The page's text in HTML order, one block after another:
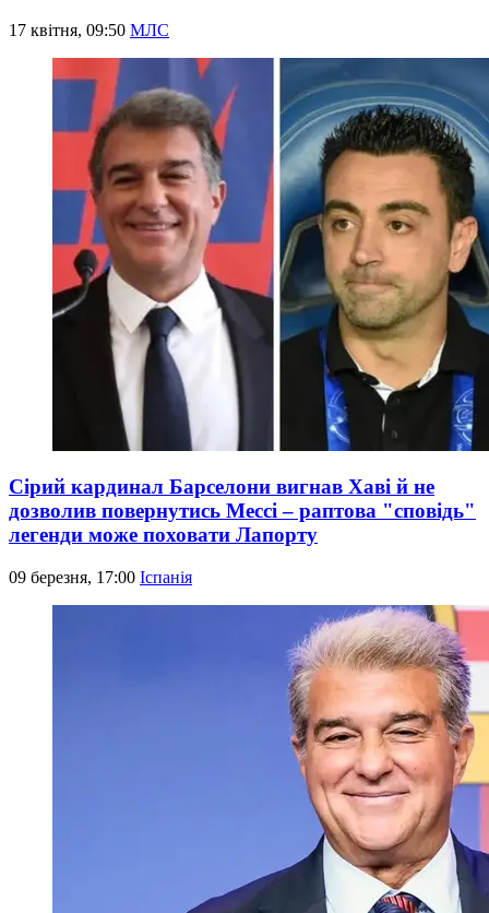
17 квітня, 09:50 МЛС
Сірий кардинал Барселони вигнав Хаві й не
дозволив повернутись Мессі – раптова "сповідь"
легенди може поховати Лапорту
09 березня, 17:00 Іспанія